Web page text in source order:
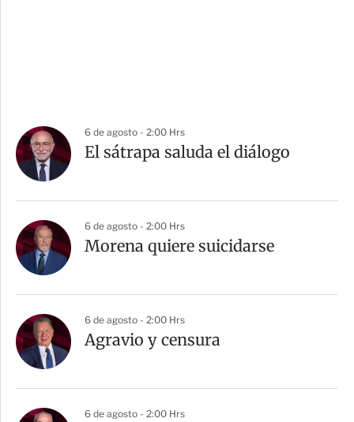
6 de agosto - 2:00 Hrs
El sátrapa saluda el diálogo
6 de agosto - 2:00 Hrs
Morena quiere suicidarse
6 de agosto - 2:00 Hrs
Agravio y censura
6 de agosto - 2:00 Hrs